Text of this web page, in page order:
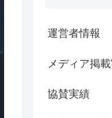
運営者情報
メディア掲
協賛実績